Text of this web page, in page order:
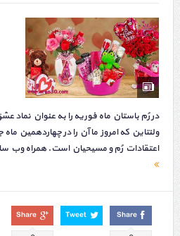
در رُم باستان ماه فوریه را به عنوان
ولنتاین که امروز ما آن را در چهاردهمین
اعتقادات رُم و مسیحیان است. همراه وب
Share
Tweet
Share